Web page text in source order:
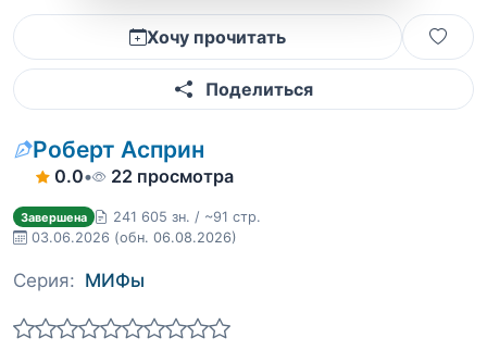
Хочу прочитать
Поделиться
Роберт Асприн
0.0• 22 просмотра
Завершена
241 605 зн. / ~91 стр.
03.06.2026 (обн. 06.08.2026)
Серия: МИФы